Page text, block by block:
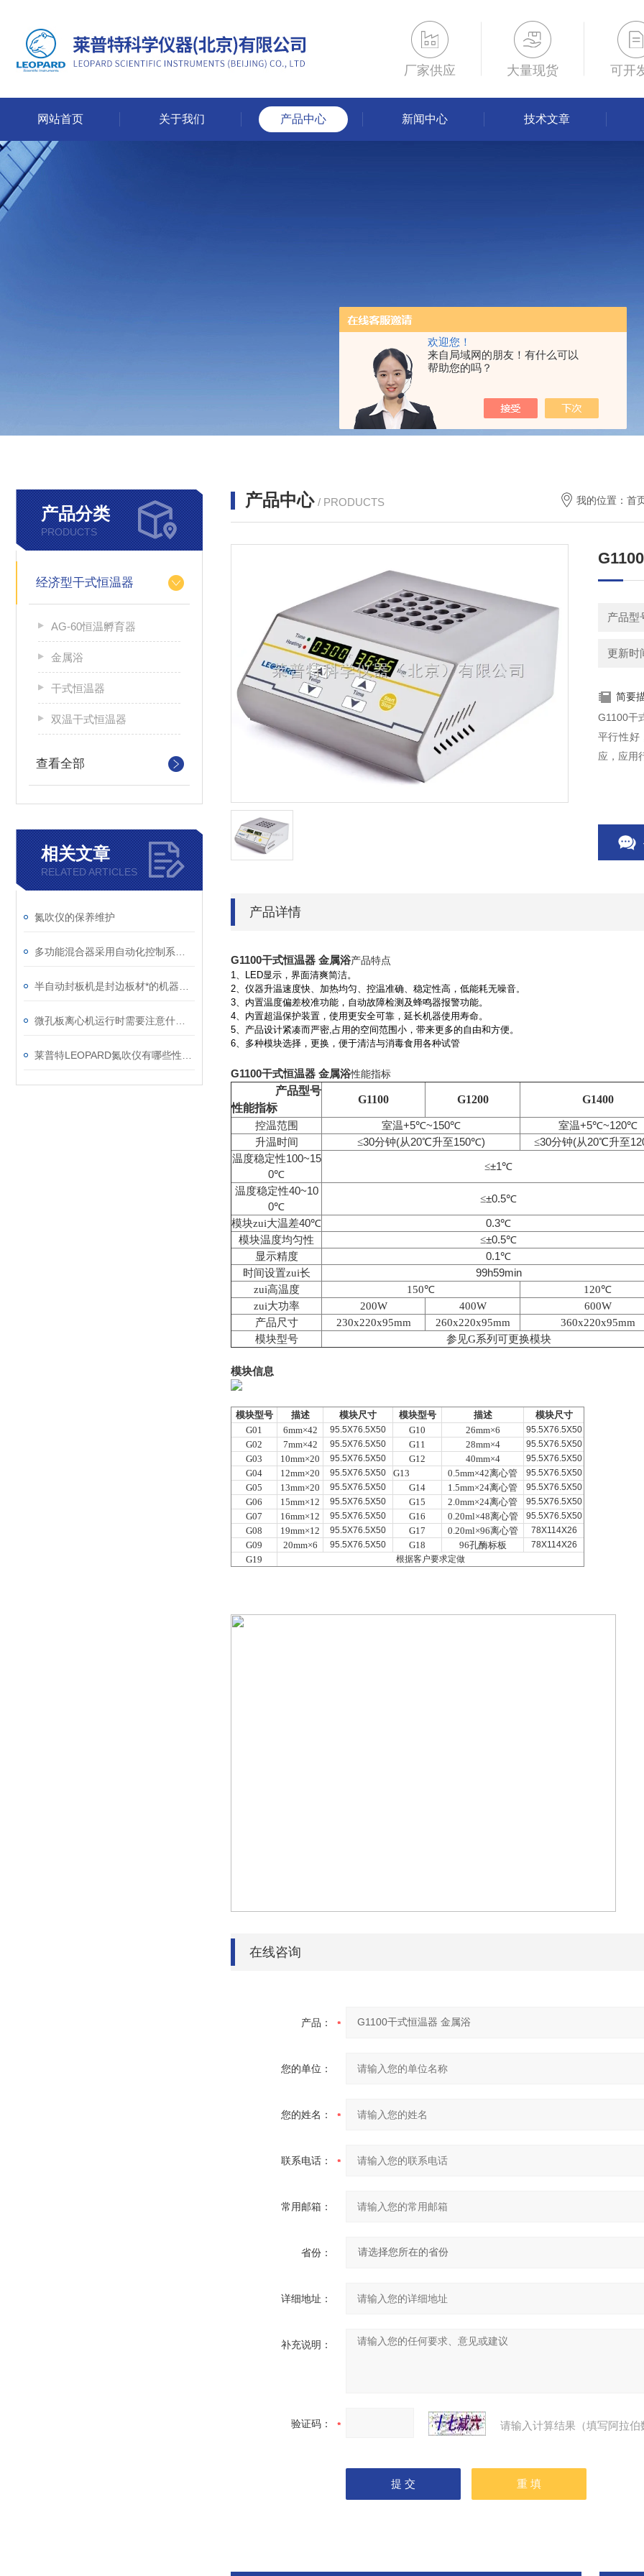
欢迎您！
来自局域网的朋友！有什么可以
帮助您的吗？
厂家供应 大量现货 可开
网站首页 关于我们 产品中心 新闻中心 技术文章
产品分类
PRODUCTS
经济型干式恒温器
AG-60恒温孵育器
金属浴
干式恒温器
双温干式恒温器
查看全部
相关文章
RELATED ARTICLES
氮吹仪的保养维护
产品中心 / PRODUCTS 我的位置： 首
产品型
更新时
简要
G1100干
平行性好
应，应用
产品详情
G1100干式恒温器 金属浴产品特点
1、 LED显示，界面清爽简洁。
2、仪器升温速度快、加热均匀、控温准确、稳定性高，低能耗无噪音。
3、内置温度偏差校准功能，自动故障检测及蜂鸣器报警功能。
4、内置超温保护装置，使用更安全可靠，延长机器使用寿命。
5、产品设计紧凑而严密,占用的空间范围小，带来更多的自由和方便。
6、多种模块选择，更换，便于清洁与消毒食用各种试管
G1100干式恒温器 金属浴性能指标
产品型号
性能指标
G1100 G1200 G1400
控温范围 室温+5℃~150℃ 室温+5℃~120℃
升温时间
≤30分钟(从20℃升至150℃) ≤30分钟(从20℃升至
温度稳定性100~15
0℃
≤±1℃
温度稳定性40~10
0℃
≤±0.5℃
模块zui大温差40℃ 0.3℃
模块温度均匀性
≤±0.5℃
显示精度
0.1℃
时间设置zui长
99h59min
zui高温度 150℃ 120℃
zui大功率
200W 400W
600W
产品尺寸
230x220x95mm 260x220x95mm
360x220x95mm
模块型号
参见G系列可更换模块
模块信息
模块型号 描述 模块尺寸 模块型号 描述
模块尺寸
G01
6mm×42 95.5X76.5X50 G10 26mm×6 95.5X76.5X50
G02 7mm×42 95.5X76.5X50 G11 28mm×4 95.5X76.5X50
G03 10mm×20 95.5X76.5X50 G12 40mm×4 95.5X76.5X50
G04 12mm×20 95.5X76.5X50 G13 0.5mm×42离心管 95.5X76.5X50
G05 13mm×20 95.5X76.5X50 G14 1.5mm×24离心管 95.5X76.5X50
G06 15mm×12 95.5X76.5X50 G15 2.0mm×24离心管 95.5X76.5X50
G07 16mm×12 95.5X76.5X50 G16 0.20ml×48离心管 95.5X76.5X50
G08 19mm×12 95.5X76.5X50 G17 0.20ml×96离心管 78X114X26
G09 20mm×6 95.5X76.5X50 G18 96孔酶标板 78X114X26
G19 根据客户要求定做
在线咨询
产品：
您的单位：
您的姓名：
联系电话：
常用邮箱：
省份：
详细地址：
补充说明：
验证码： 请输入计算结果（填写阿拉